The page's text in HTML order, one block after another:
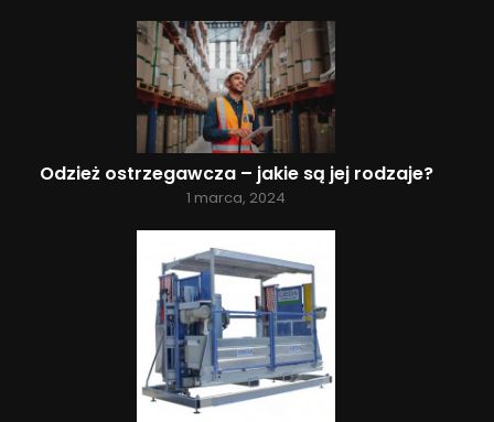
Odzież ostrzegawcza – jakie są jej rodzaje?
1 marca, 2024